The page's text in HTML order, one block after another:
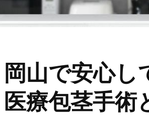
岡山で安心し
医療包茎手術